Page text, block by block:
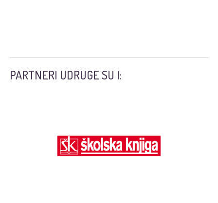
PARTNERI UDRUGE SU I: